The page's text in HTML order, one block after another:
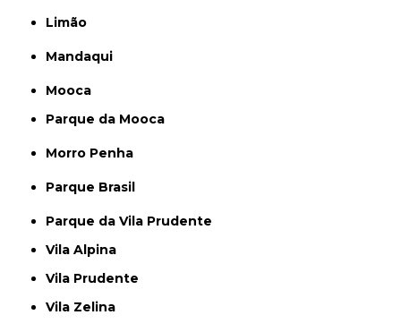
Limão
Mandaqui
Mooca
Parque da Mooca
Morro Penha
Parque Brasil
Parque da Vila Prudente
Vila Alpina
Vila Prudente
Vila Zelina